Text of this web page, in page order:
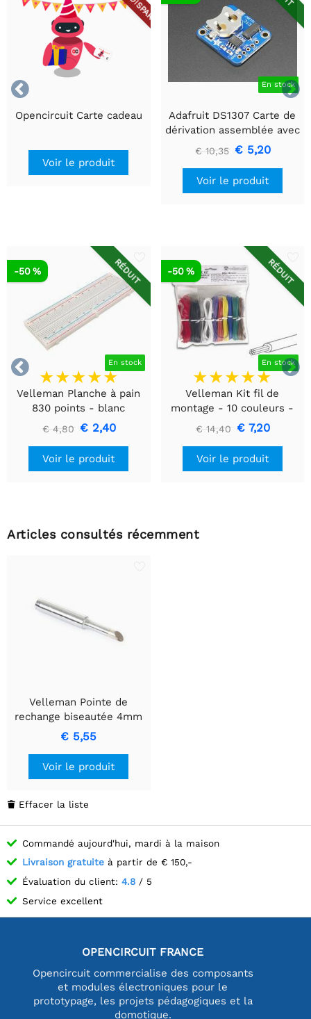


Opencircuit Carte cadeau
Voir le produit
En stock
Adafruit DS1307 Carte de
dérivation assemblée avec
horloge en temps REAL
€ 10,35 € 5,20
Voir le produit


RÉDUIT
En stock
-50 %
Velleman Planche à pain
830 points - blanc
€ 4,80 € 2,40
Voir le produit
RÉDUIT
En stock
-50 %
Velleman Kit fil de
montage - 10 couleurs -
60m - multiconducteur
€ 14,40 € 7,20
Voir le produit
Articles consultés récemment
Velleman Pointe de
rechange biseautée 4mm
pour le VTSS220
€ 5,55
Voir le produit
 Effacer la liste
Commandé aujourd'hui, mardi à la maison
Livraison gratuite à partir de € 150,-
Évaluation du client: 4.8 / 5
Service excellent
OPENCIRCUIT FRANCE
Opencircuit commercialise des composants
et modules électroniques pour le
prototypage, les projets pédagogiques et la
domotique.